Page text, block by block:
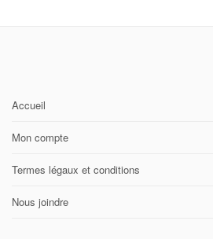
Accueil
Mon compte
Termes légaux et conditions
Nous joindre